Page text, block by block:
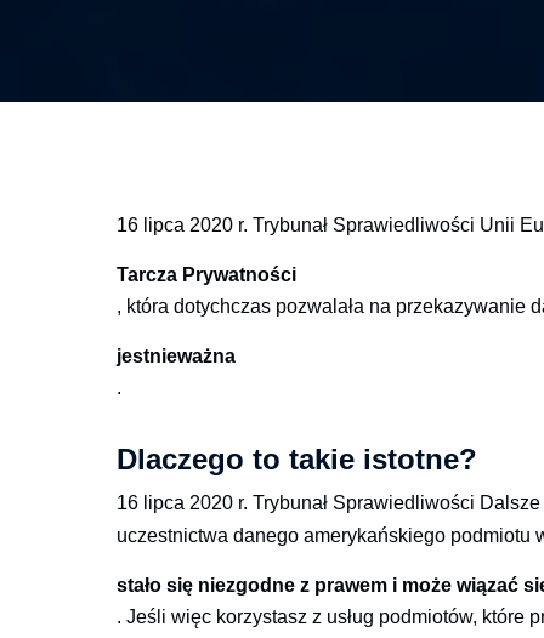
16 lipca 2020 r. Trybunał Sprawiedliwości Unii
Tarcza Prywatności
, która dotychczas pozwalała na przekazywanie
jestnieważna
.
Dlaczego to takie istotne?
16 lipca 2020 r. Trybunał Sprawiedliwości
uczestnictwa danego amerykańskiego podmiotu
stało się niezgodne z prawem i może wiązać
. Jeśli więc korzystasz z usług podmiotów, które